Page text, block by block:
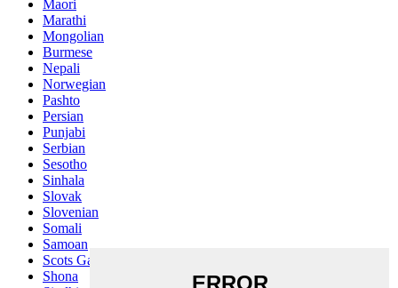
Maori
Marathi
Mongolian
Burmese
Nepali
Norwegian
Pashto
Persian
Punjabi
Serbian
Sesotho
Sinhala
Slovak
Slovenian
Somali
Samoan
Scots Gaelic
Shona